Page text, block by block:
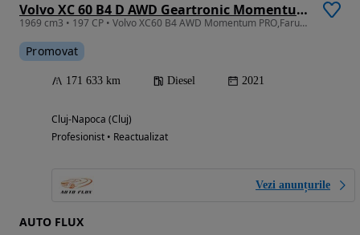
Volvo XC 60 B4 D AWD Geartronic Momentum Pro
1969 cm3 • 197 CP • Volvo XC60 B4 AWD Momentum PRO,Faruri LED,GARANTIE 3 ANI,TVA Deductibi
Promovat
171 633 km Diesel 2021
Cluj-Napoca (Cluj)
Profesionist • Reactualizat
Vezi anunțurile
AUTO FLUX